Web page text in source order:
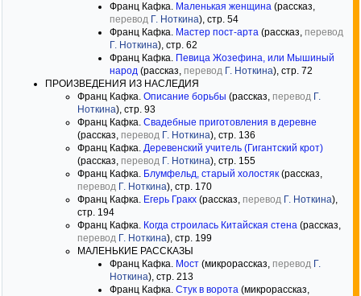
Франц Кафка. Маленькая женщина (рассказ,
перевод Г. Ноткина), стр. 54
Франц Кафка. Мастер пост-арта (рассказ, перевод
Г. Ноткина), стр. 62
Франц Кафка. Певица Жозефина, или Мышиный
народ (рассказ, перевод Г. Ноткина), стр. 72
ПРОИЗВЕДЕНИЯ ИЗ НАСЛЕДИЯ
Франц Кафка. Описание борьбы (рассказ, перевод Г.
Ноткина), стр. 93
Франц Кафка. Свадебные приготовления в деревне
(рассказ, перевод Г. Ноткина), стр. 136
Франц Кафка. Деревенский учитель (Гигантский крот)
(рассказ, перевод Г. Ноткина), стр. 155
Франц Кафка. Блумфельд, старый холостяк (рассказ,
перевод Г. Ноткина), стр. 170
Франц Кафка. Егерь Гракх (рассказ, перевод Г. Ноткина),
стр. 194
Франц Кафка. Когда строилась Китайская стена (рассказ,
перевод Г. Ноткина), стр. 199
МАЛЕНЬКИЕ РАССКАЗЫ
Франц Кафка. Мост (микрорассказ, перевод Г.
Ноткина), стр. 213
Франц Кафка. Стук в ворота (микрорассказ,